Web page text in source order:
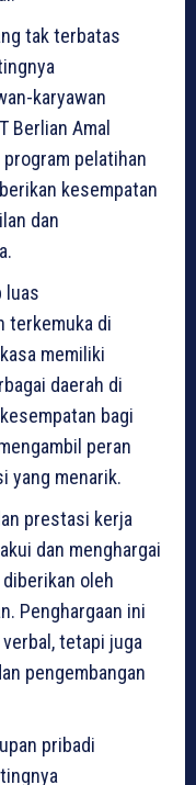
tak terbatas
karyawan
Berlian Amal
pelatihan
kesempatan
dan
luas
terkemuka di
memiliki
daerah di
bagi
peran
yang menarik.
prestasi kerja
dan menghargai
oleh
Penghargaan ini
tetapi juga
pengembangan
pribadi